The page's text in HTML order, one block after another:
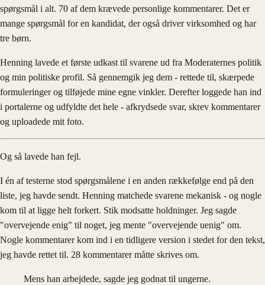
spørgsmål i alt. 70 af dem krævede personlige kommentarer. Det er
mange spørgsmål for en kandidat, der også driver virksomhed og har
tre børn.
Henning lavede et første udkast til svarene ud fra Moderaternes politik
og min politiske profil. Så gennemgik jeg dem - rettede til, skærpede
formuleringer og tilføjede mine egne vinkler. Derefter loggede han ind
i portalerne og udfyldte det hele - afkrydsede svar, skrev kommentarer
og uploadede mit foto.
Og så lavede han fejl.
I én af testerne stod spørgsmålene i en anden rækkefølge end på den
liste, jeg havde sendt. Henning matchede svarene mekanisk - og nogle
kom til at ligge helt forkert. Stik modsatte holdninger. Jeg sagde
"overvejende enig" til noget, jeg mente "overvejende uenig" om.
Nogle kommentarer kom ind i en tidligere version i stedet for den tekst,
jeg havde rettet til. 28 kommentarer måtte skrives om.
Mens han arbejdede, sagde jeg godnat til ungerne.